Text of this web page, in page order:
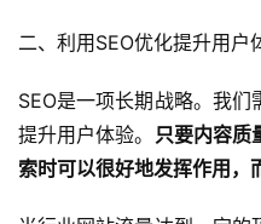
二、利用SEO优化提升用户
SEO是一项长期战略。我们
提升用户体验。
只要内容质
索时可以很好地发挥作用，